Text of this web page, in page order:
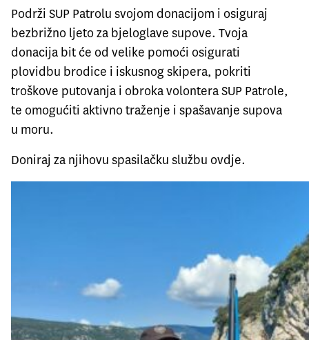
Podrži SUP Patrolu svojom donacijom i osiguraj
bezbrižno ljeto za bjeloglave supove. Tvoja
donacija bit će od velike pomoći osigurati
plovidbu brodice i iskusnog skipera, pokriti
troškove putovanja i obroka volontera SUP Patrole,
te omogućiti aktivno traženje i spašavanje supova
u moru.
Doniraj za njihovu spasilačku službu ovdje.